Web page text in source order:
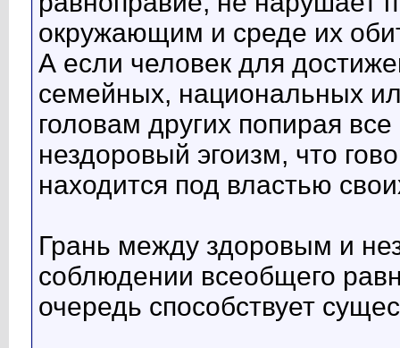
окружающим и среде их
А если человек для
семейных, национальных
головам других попирая
нездоровый эгоизм, что
находится под властью
Грань между здоровым и
соблюдении всеобщего
очередь способствует